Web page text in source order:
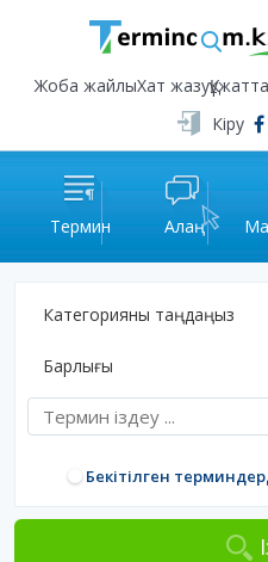
Жоба жайлыХат жазу
Кіру
Термин Алаң
Категорияны таңдаңыз
Барлығы
Бекітілген